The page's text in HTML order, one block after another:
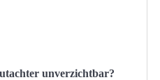
unverzichtbar?